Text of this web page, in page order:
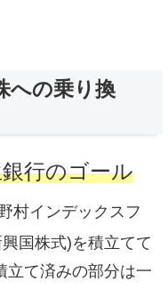
への乗り換
行のゴール
村インデックスフ
国株式)を積立てて
立て済みの部分は一